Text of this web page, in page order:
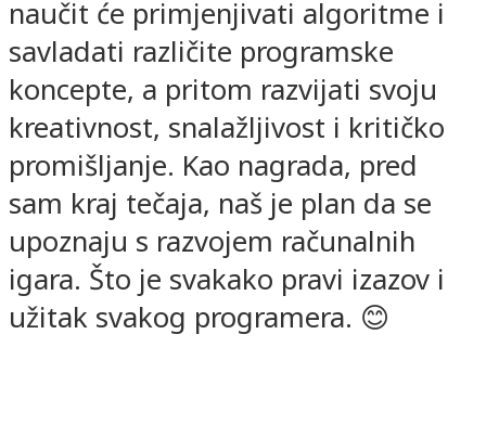
naučit će primjenjivati algoritme i
savladati različite programske
koncepte, a pritom razvijati svoju
kreativnost, snalažljivost i kritičko
promišljanje. Kao nagrada, pred
sam kraj tečaja, naš je plan da se
upoznaju s razvojem računalnih
igara. Što je svakako pravi izazov i
užitak svakog programera. 😊